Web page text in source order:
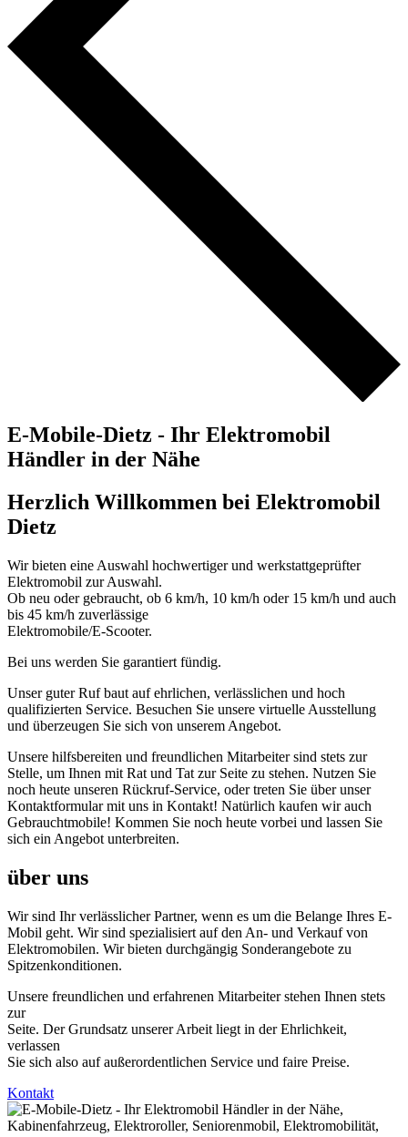
E-Mobile-Dietz - Ihr Elektromobil
Händler in der Nähe
Herzlich Willkommen bei Elektromobil
Dietz
Wir bieten eine Auswahl hochwertiger und werkstattgeprüfter
Elektromobil zur Auswahl.
Ob neu oder gebraucht, ob 6 km/h, 10 km/h oder 15 km/h und auch
bis 45 km/h zuverlässige
Elektromobile/E-Scooter.
Bei uns werden Sie garantiert fündig.
Unser guter Ruf baut auf ehrlichen, verlässlichen und hoch
qualifizierten Service. Besuchen Sie unsere virtuelle Ausstellung
und überzeugen Sie sich von unserem Angebot.
Unsere hilfsbereiten und freundlichen Mitarbeiter sind stets zur
Stelle, um Ihnen mit Rat und Tat zur Seite zu stehen. Nutzen Sie
noch heute unseren Rückruf-Service, oder treten Sie über unser
Kontaktformularmit uns in Kontakt! Natürlich kaufen wir auch
Gebrauchtmobile! Kommen Sie noch heute vorbei und lassen Sie
sich ein Angebot unterbreiten.
über uns
Wir sind Ihr verlässlicher Partner, wenn es um die Belange Ihres E-
Mobil geht. Wir sind spezialisiert auf den An- und Verkauf von
Elektromobilen. Wir bieten durchgängig Sonderangebote zu
Spitzenkonditionen.
Unsere freundlichen und erfahrenen Mitarbeiter stehen Ihnen stets
zur
Seite. Der Grundsatz unserer Arbeit liegt in der Ehrlichkeit,
verlassen
Sie sich also auf außerordentlichen Service und faire Preise.
Kontakt